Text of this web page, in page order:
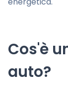
Cos'è
auto?